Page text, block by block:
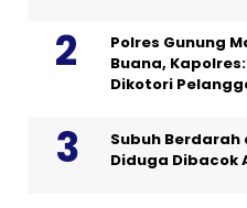
Polres Gunung
Buana,
Dikotori
Subuh Berdarah
Diduga Dibacok